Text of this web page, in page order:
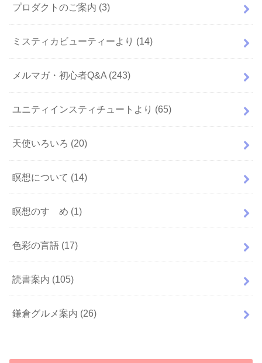
プロダクトのご案内 (3)
ミスティカビューティーより (14)
メルマガ・初心者Q&A (243)
ユニティインスティチュートより (65)
天使いろいろ (20)
瞑想について (14)
瞑想のすゝめ (1)
色彩の言語 (17)
読書案内 (105)
鎌倉グルメ案内 (26)